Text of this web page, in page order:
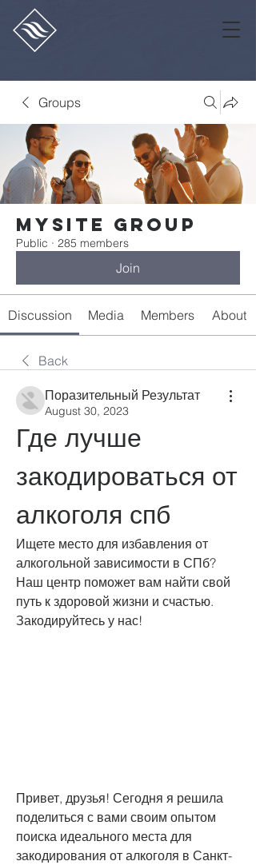
Groups
Mysite Group
Public · 285 members
Join
Discussion Media Members About
Back
Поразительный Результат
August 30, 2023
Где лучше
закодироваться от
алкоголя спб
Ищете место для избавления от
алкогольной зависимости в СПб?
Наш центр поможет вам найти свой
путь к здоровой жизни и счастью.
Закодируйтесь у нас!
Привет, друзья! Сегодня я решила
поделиться с вами своим опытом
поиска идеального места для
закодирования от алкоголя в Санкт-